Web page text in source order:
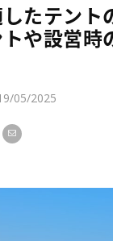
たテント
や設営時
05/2025